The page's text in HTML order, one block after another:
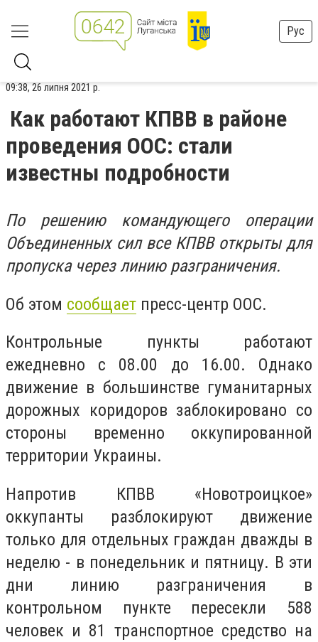
Рус
09:38, 26 липня 2021 р.
Как работают КПВВ в районе
проведения ООС: стали
известны подробности
По решению командующего операции
Объединенных сил все КПВВ открыты для
пропуска через линию разграничения.
Об этом сообщает пресс-центр ООС.
Контрольные пункты работают
ежедневно с 08.00 до 16.00. Однако
движение в большинстве гуманитарных
дорожных коридоров заблокировано со
стороны временно оккупированной
территории Украины.
Напротив КПВВ «Новотроицкое»
оккупанты разблокируют движение
только для отдельных граждан дважды в
неделю - в понедельник и пятницу. В эти
дни линию разграничения в
контрольном пункте пересекли 588
человек и 81 транспортное средство на